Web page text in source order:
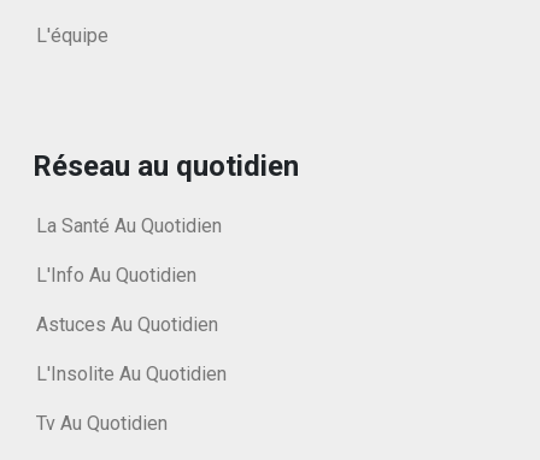
L'équipe
Réseau au quotidien
La Santé Au Quotidien
L'Info Au Quotidien
Astuces Au Quotidien
L'Insolite Au Quotidien
Tv Au Quotidien